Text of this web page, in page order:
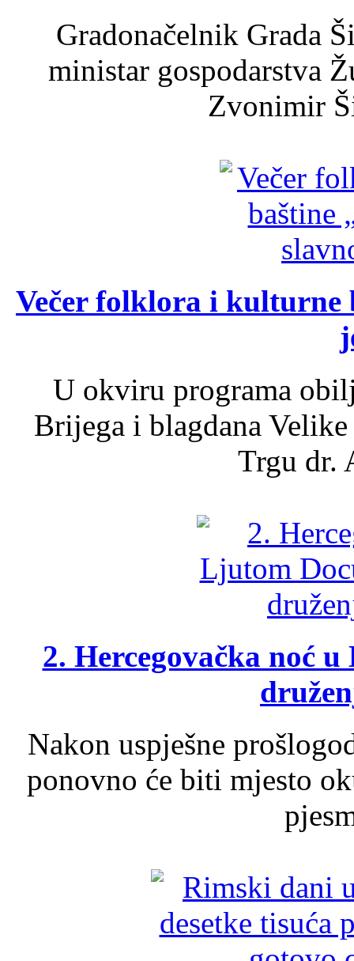
Gradonačelnik Grada
ministar gospodarstva
Zvonimir
Večer folklora i kulturne
U okviru programa
Brijega i blagdana
Trgu dr.
2. Hercegovačka noć
Nakon uspješne
ponovno će biti mjesto